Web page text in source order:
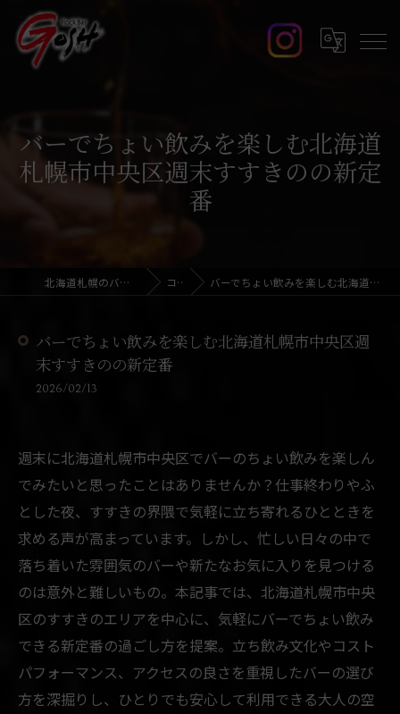
バーでちょい飲みを楽しむ北海道
札幌市中央区週末すすきのの新定
番
北海道札幌のバーならRock Bar GOSH コラム バーでちょい飲みを楽しむ北海道札幌市中央区週末すすきのの新定番
バーでちょい飲みを楽しむ北海道札幌市中央区週
末すすきのの新定番
2026/02/13
週末に北海道札幌市中央区でバーのちょい飲みを楽しん
でみたいと思ったことはありませんか？仕事終わりやふ
とした夜、すすきの界隈で気軽に立ち寄れるひとときを
求める声が高まっています。しかし、忙しい日々の中で
落ち着いた雰囲気のバーや新たなお気に入りを見つける
のは意外と難しいもの。本記事では、北海道札幌市中央
区のすすきのエリアを中心に、気軽にバーでちょい飲み
できる新定番の過ごし方を提案。立ち飲み文化やコスト
パフォーマンス、アクセスの良さを重視したバーの選び
方を深掘りし、ひとりでも安心して利用できる大人の空